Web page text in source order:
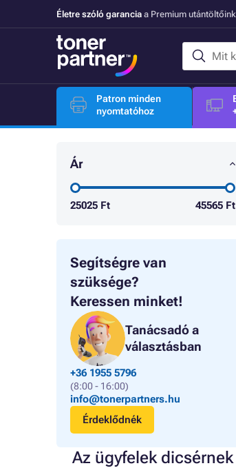
Életre szóló garancia a Premium
Patron minden
nyomtatóhoz
Ár
25025 Ft 45565 Ft
Segítségre van
szüksége?
Keressen minket!
Tanácsadó a
választásban
+36 1955 5796
(8:00 - 16:00)
info@tonerpartners.hu
Érdeklődnék
Az ügyfelek dicsérnek